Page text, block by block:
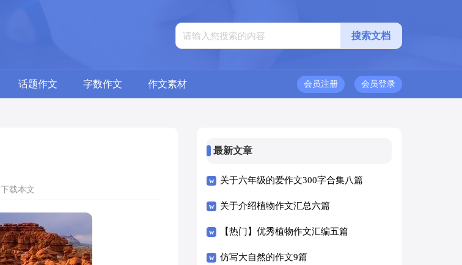
话题作文 字数作文 作文素材 会员登录
会员注册
下载本文
最新文章
关于六年级的爱作文300字合集八篇
关于介绍植物作文汇总六篇
【热门】优秀植物作文汇编五篇
仿写大自然的作文9篇